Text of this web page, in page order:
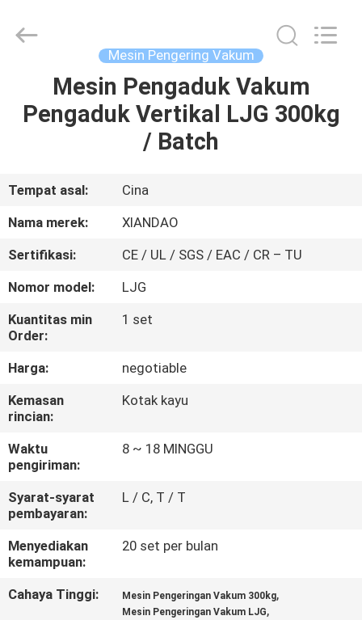
RUMAH
TENTANG
KAMI
TUR
PABRIK
KONTROL
KUALITAS
HUBUNGI
KAMI
BERITA
PERMINTAAN
PENAWARAN
Technology
Mesin Pengering Vakum
Mesin Pengaduk Vakum
Pengaduk Vertikal LJG 300kg
/ Batch
Tempat asal:
Cina
Nama merek:
XIANDAO
Sertifikasi:
CE / UL / SGS / EAC / CR – TU
Nomor model:
LJG
Kuantitas min
Order:
1 set
Harga:
negotiable
Kemasan
rincian:
Kotak kayu
Waktu
pengiriman:
8 ~ 18 MINGGU
Syarat-syarat
pembayaran:
L / C, T / T
Menyediakan
kemampuan:
20 set per bulan
Cahaya Tinggi: Mesin Pengeringan Vakum 300kg,
Mesin Pengeringan Vakum LJG,